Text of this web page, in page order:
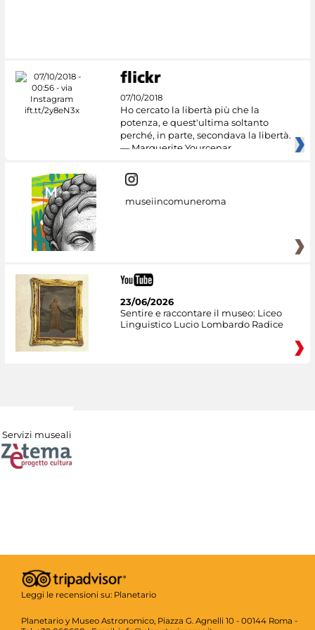
07/10/2018
Ho cercato la libertà più che la
potenza, e quest'ultima soltanto
perché, in parte, secondava la libertà.
— Marguerite Yourcenar
museiincomuneroma
23/06/2026
Sentire e raccontare il museo: Liceo
Linguistico Lucio Lombardo Radice
Servizi museali
Leggi le recensioni su: Planetario
Planetario y Museo Astronomico, Piazza G. Agnelli 10 - 00144 Roma -